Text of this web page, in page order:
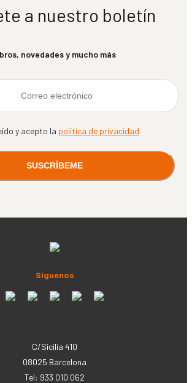
a nuestro boletín
novedades y mucho más
y acepto la política de privacidad
Síguenos
C/Sicília 410
08025 Barcelona
Tel: 933 010 062